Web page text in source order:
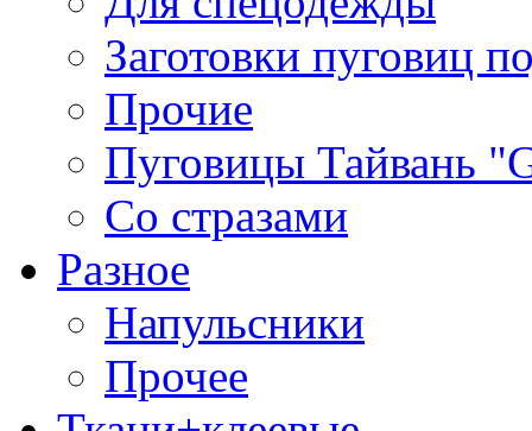
Заготовки пуговиц
Прочие
Пуговицы Тайвань
Со стразами
Разное
Напульсники
Прочее